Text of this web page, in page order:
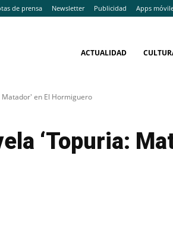
de prensa Newsletter Publicidad Apps
ACTUALIDAD
en El Hormiguero
‘Topuria: